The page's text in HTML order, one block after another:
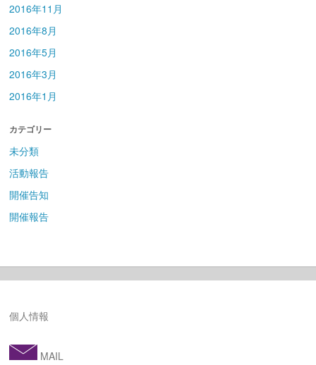
2016年11月
2016年8月
2016年5月
2016年3月
2016年1月
カテゴリー
未分類
活動報告
開催告知
開催報告
個人情報
MAIL